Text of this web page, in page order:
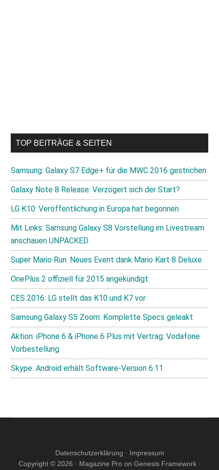
TOP BEITRÄGE & SEITEN
Samsung: Galaxy S7 Edge+ für die MWC 2016 gestrichen
Galaxy Note 8 Release: Verzögert sich der Start?
LG K10: Veröffentlichung in Europa hat begonnen
Mit Links: Samsung Galaxy S8 Vorstellung im Livestream
anschauen UNPACKED
Super Mario Run: Neues Event dank Mario Kart 8 Deluxe
OnePlus 2 offiziell für 2015 angekündigt
CES 2016: LG stellt das K10 und K7 vor
Samsung Galaxy S5 Zoom: Komplette Specs geleakt
Aktion: iPhone 6 & iPhone 6 Plus mit Vertrag: Vodafone
Vorbestellung
Skype: Android erhält Software-Version 6.11
Datenschutzerklärung · Impressum
Copyright © 2026 · Magazine Pro on Genesis Framework·